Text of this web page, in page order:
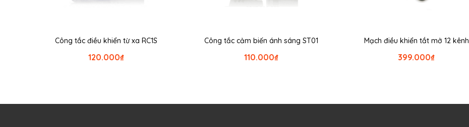
Công tắc điều khiển từ xa RC1S
₫
120.000
Công tắc cảm biến ánh sáng ST01
₫
110.000
Mạch điều khiển tắt mở 12 kênh
₫
399.000